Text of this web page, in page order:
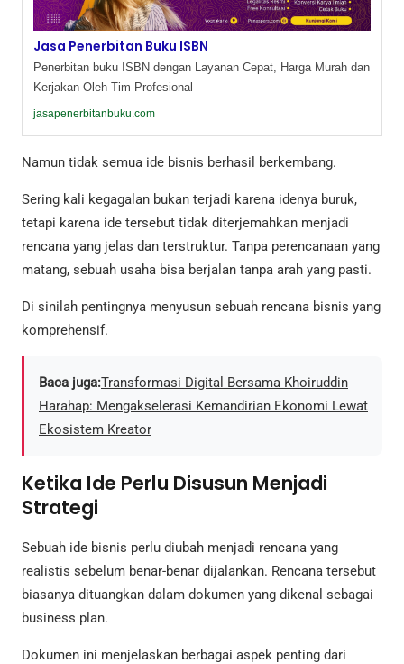
Jasa Penerbitan Buku ISBN
Penerbitan buku ISBN dengan Layanan Cepat, Harga Murah dan
Kerjakan Oleh Tim Profesional
jasapenerbitanbuku.com
Namun tidak semua ide bisnis berhasil berkembang.
Sering kali kegagalan bukan terjadi karena idenya buruk,
tetapi karena ide tersebut tidak diterjemahkan menjadi
rencana yang jelas dan terstruktur. Tanpa perencanaan yang
matang, sebuah usaha bisa berjalan tanpa arah yang pasti.
Di sinilah pentingnya menyusun sebuah rencana bisnis yang
komprehensif.
Baca juga:​Transformasi Digital Bersama Khoiruddin
Harahap: Mengakselerasi Kemandirian Ekonomi Lewat
Ekosistem Kreator
Ketika Ide Perlu Disusun Menjadi
Strategi
Sebuah ide bisnis perlu diubah menjadi rencana yang
realistis sebelum benar-benar dijalankan. Rencana tersebut
biasanya dituangkan dalam dokumen yang dikenal sebagai
business plan.
Dokumen ini menjelaskan berbagai aspek penting dari